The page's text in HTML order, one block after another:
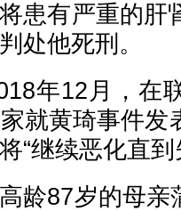
患有严重的肝
处他死刑。
年12月，在
就黄琦事件发
“继续恶化直到
龄87岁的母亲